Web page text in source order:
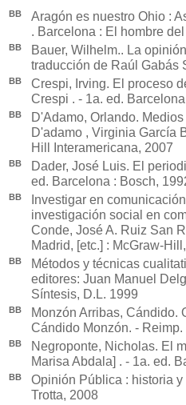
BB
Aragón es nuestro Ohio :
. Barcelona : El hombre
BB
Bauer, Wilhelm.. La
traducción de Raúl Gabás
BB
Crespi, Irving. El proceso
Crespi . - 1a. ed.
BB
D'Adamo, Orlando.
D'adamo , Virginia García
Hill Interamericana, 2007
BB
Dader, José Luis. El
ed. Barcelona : Bosch,
BB
Investigar en
investigación social en
Conde, José A. Ruiz San
Madrid, [etc.] : McGraw-
BB
Métodos y técnicas
editores: Juan Manuel
Síntesis, D.L. 1999
BB
Monzón Arribas, Cándido.
Cándido Monzón. -
BB
Negroponte, Nicholas. El
Marisa Abdala] . - 1a. ed.
BB
Opinión Pública : historia
Trotta, 2008